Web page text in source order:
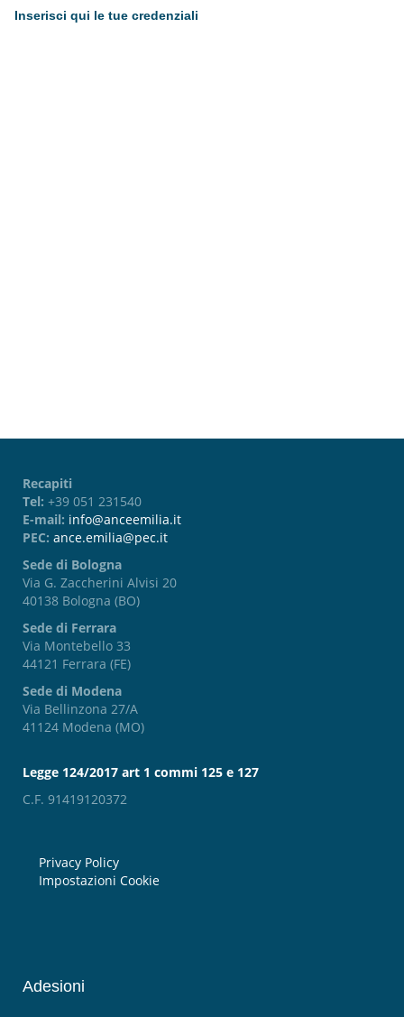
Inserisci qui le tue credenziali
Recapiti
Tel: +39 051 231540
E-mail: info@anceemilia.it
PEC: ance.emilia@pec.it
Sede di Bologna
Via G. Zaccherini Alvisi 20
40138 Bologna (BO)
Sede di Ferrara
Via Montebello 33
44121 Ferrara (FE)
Sede di Modena
Via Bellinzona 27/A
41124 Modena (MO)
Legge 124/2017 art 1 commi 125 e 127
C.F. 91419120372
Privacy Policy
Impostazioni Cookie
Adesioni